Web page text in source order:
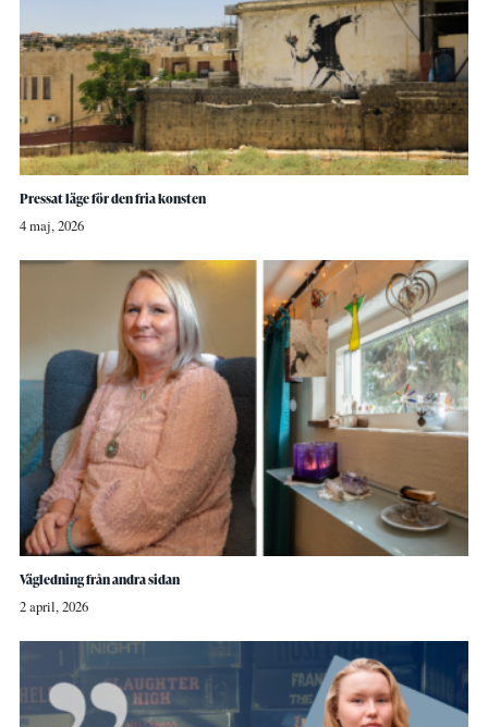
Pressat läge för den fria konsten
4 maj, 2026
Vägledning från andra sidan
2 april, 2026